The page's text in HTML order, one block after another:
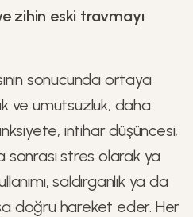
zihin eski travmayı
sonucunda ortaya
ve umutsuzluk, daha
intihar düşüncesi,
stres olarak ya
saldırganlık ya da
doğru hareket eder. Her